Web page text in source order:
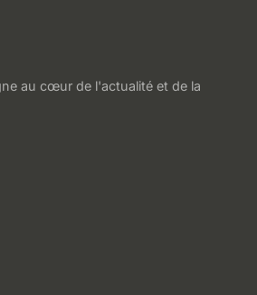
au cœur de l'actualité et de la